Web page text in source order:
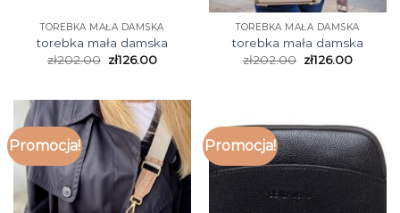
TOREBKA MAŁA DAMSKA
torebka mała damska
zł202.00 zł126.00
TOREBKA MAŁA DAMSKA
torebka mała damska
zł202.00 zł126.00
Promocja! Promocja!